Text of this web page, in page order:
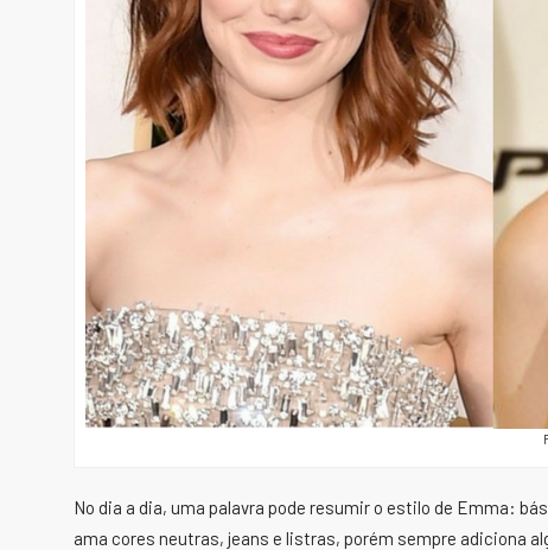
No dia a dia, uma palavra pode resumir o estilo de Emma:
ama cores neutras, jeans e listras, porém sempre adiciona